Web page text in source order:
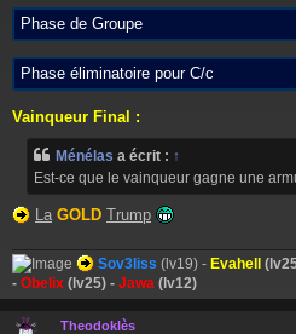
e
Phase de Groupe
Phase éliminatoire pour C/c
Vainqueur Final :
Ménélas a écrit : ↑
Est-ce que le vainqueur gagne une
La GOLD Trump
Sov3liss (lv19) - Evahell
- Obelix (lv25) - Jawa (lv12)
Theodoklès